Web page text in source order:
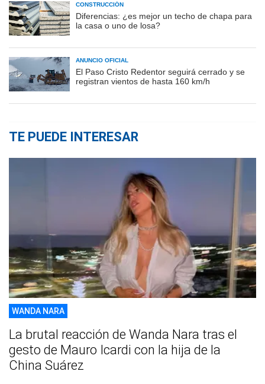
CONSTRUCCIÓN
Diferencias: ¿es mejor un techo de chapa para
la casa o uno de losa?
ANUNCIO OFICIAL
El Paso Cristo Redentor seguirá cerrado y se
registran vientos de hasta 160 km/h
TE PUEDE INTERESAR
WANDA NARA
La brutal reacción de Wanda Nara tras el
gesto de Mauro Icardi con la hija de la
China Suárez